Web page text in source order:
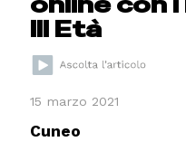
III Età
15 marzo 2021
Cuneo